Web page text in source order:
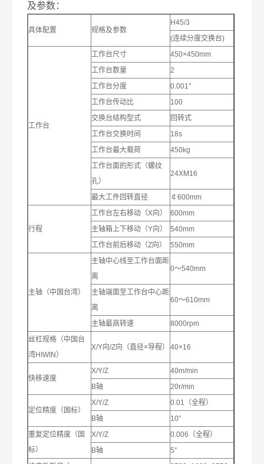
及参数：
具体配置 规格及参数
H45/3
(连续分度交换台)
工作台
工作台尺寸
450×450mm
工作台数量
2
工作台分度
0.001°
工作台传动比
100
交换台结构型式
回转式
工作台交换时间
18s
工作台最大载荷
450kg
工作台面的形式（螺纹
孔）
24XM16
最大工件回转直径 ￠600mm
行程
工作台左右移动（X向）
600mm
主轴箱上下移动（Y向）
540mm
工作台前后移动（Z向）
550mm
主轴（中国台湾）
主轴中心线至工作台面距
离
0～540mm
主轴端面至工作台中心距
离
60～610mm
主轴最高转速
8000rpm
丝杠规格（中国台
湾HIWIN）
X/Y向/Z向（直径×导程） 40×16
快移速度
X/Y/Z
40m/min
B轴
20r/min
定位精度（国标）
X/Y/Z
0.01（全程）
B轴
10″
重复定位精度（国
标）
X/Y/Z
0.006（全程）
B轴
5″